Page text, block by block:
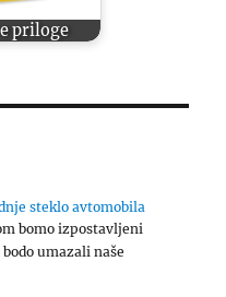
priloge
steklo avtomobila
bomo izpostavljeni
umazali naše